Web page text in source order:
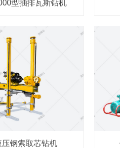
型抽排瓦斯钻机
钢索取芯钻机